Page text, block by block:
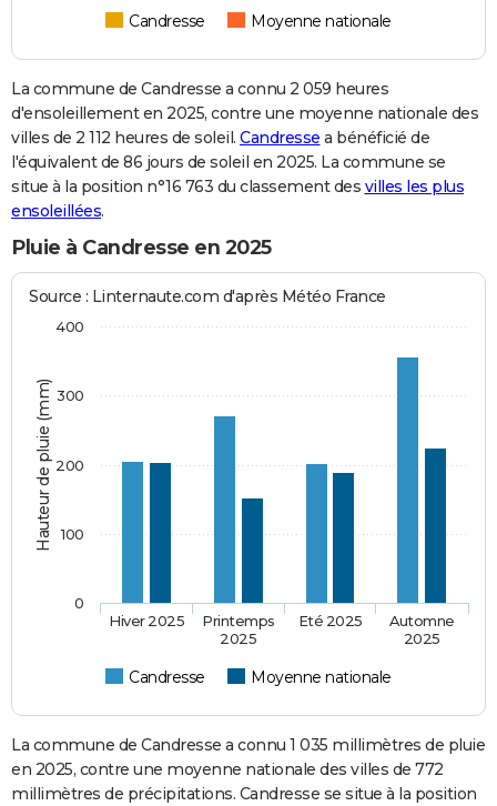
Candresse Moyenne nationale
La commune de Candresse a connu 2 059 heures
d'ensoleillement en 2025, contre une moyenne nationale des
villes de 2 112 heures de soleil. Candresse a bénéficié de
l'équivalent de 86 jours de soleil en 2025. La commune se
situe à la position n°16 763 du classement des villes les plus
ensoleillées.
Pluie à Candresse en 2025
Hauteur de pluie (mm)
Source : Linternaute.com d'après Météo France
Candresse Moyenne nationale
Hiver 2025
Printemps
2025
Eté 2025
Automne
2025
0
100
200
300
400
La commune de Candresse a connu 1 035 millimètres de pluie
en 2025, contre une moyenne nationale des villes de 772
millimètres de précipitations. Candresse se situe à la position